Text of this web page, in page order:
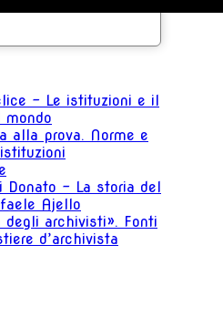
- Le istituzioni e il
mondo
alla prova. Norme e
Donato - La storia del
Ajello
degli archivisti». Fonti
d’archivista